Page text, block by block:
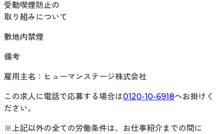
受動喫煙防止の
取り組みについて
敷地内禁煙
備考
雇用主名：ヒューマンステージ株式会社
この求人に電話で応募する場合は0120-10-6918へお掛けく
ださい。
※上記以外の全ての労働条件は、お仕事紹介までの間に